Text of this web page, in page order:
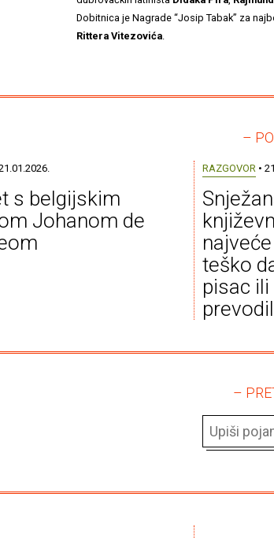
Dobitnica je Nagrade “Josip Tabak” za
Rittera Vitezovića
–
s belgijskim
Johanom de
RAZGOVOR •
teško
pisac
–